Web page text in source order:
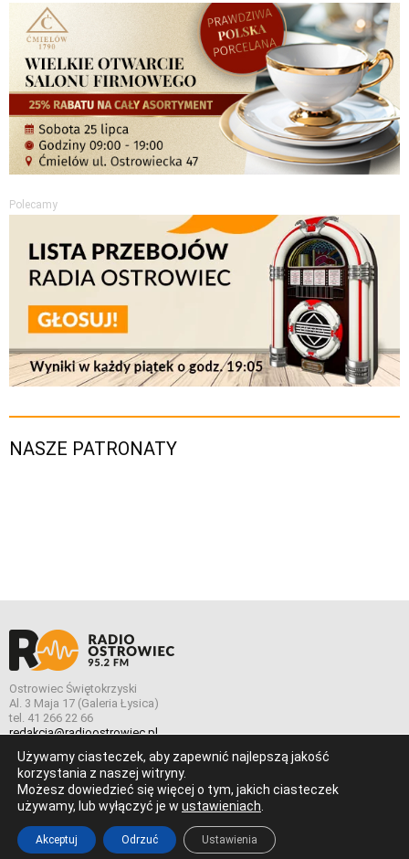
Polecamy
NASZE PATRONATY
Ostrowiec Świętokrzyski
Al. 3 Maja 17 (Galeria Łysica)
tel. 41 266 22 66
redakcja@radioostrowiec.pl
© Wszelkie prawa zastrzeżone. Radio Ostrowiec 2026 Radio
Ostrowiec.
Stworzone z
Używamy ciasteczek, aby zapewnić najlepszą jakość
korzystania z naszej witryny.
Możesz dowiedzieć się więcej o tym, jakich ciasteczek
używamy, lub wyłączyć je w ustawieniach
Akceptuj Odrzuć Ustawienia